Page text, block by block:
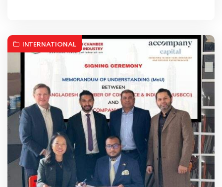
INTERNATIONAL